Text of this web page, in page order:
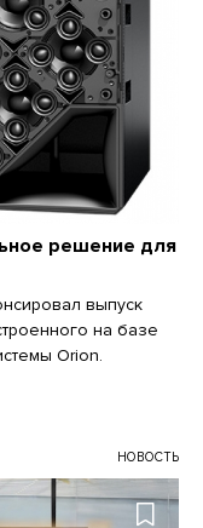
решение для
выпуск
на базе
Orion.
НОВОСТЬ